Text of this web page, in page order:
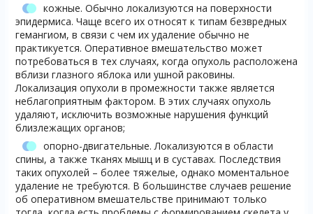
кожные. Обычно локализуются на поверхности
эпидермиса. Чаще всего их относят к типам безвредных
гемангиом, в связи с чем их удаление обычно не
практикуется. Оперативное вмешательство может
потребоваться в тех случаях, когда опухоль расположена
вблизи глазного яблока или ушной раковины.
Локализация опухоли в промежности также является
неблагоприятным фактором. В этих случаях опухоль
удаляют, исключить возможные нарушения функций
близлежащих органов;
опорно-двигательные. Локализуются в области
спины, а также тканях мышц и в суставах. Последствия
таких опухолей – более тяжелые, однако моментальное
удаление не требуются. В большинстве случаев решение
об оперативном вмешательстве принимают только